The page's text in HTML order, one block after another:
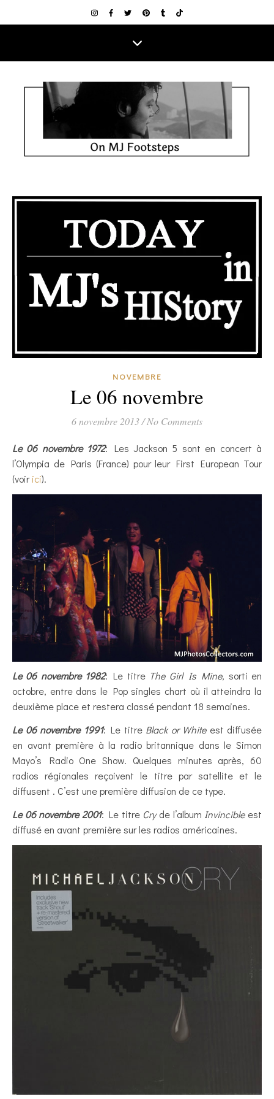
NOVEMBRE
Le 06 novembre
6 novembre 2013/No Comments
Le 06 novembre 1972: Les Jackson 5 sont en concert à
l’Olympia de Paris (France) pour leur First European Tour
(voirici).
Le 06 novembre 1982: Le titre The Girl Is Mine, sorti en
octobre, entre dans le Pop singles chart où il atteindra la
deuxième place et restera classé pendant 18 semaines.
Le 06 novembre 1991: Le titre Black or Whiteest diffusée
en avant première à la radio britannique dans le Simon
Mayo’s Radio One Show. Quelques minutes après, 60
radios régionales reçoivent le titre par satellite et le
diffusent . C’est une première diffusion de ce type.
Le 06 novembre 2001: Le titre Cryde l’album Invincibleest
diffusé en avant première sur les radios américaines.